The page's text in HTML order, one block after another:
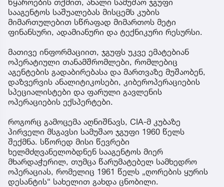
სააგენტოს საშუალებას მისცემს კუბის
მიმართულებით სწრაფად მიმართოს მეტი
ფინანსური, ადამიანური და ტექნიკური რესურსი.
მათივე ინფორმაციით, ჯგუფს უკვე ემატებიან
ოპერატიული თანამშრომლები, რომლებიც
აგენტების გადაბირებასა და მართვაზე მუშაობენ,
დაზვერვის ანალიტიკოსები, კიბეროპერაციების
სპეციალისტები და ფარული გავლენის
ოპერაციების ექსპერტები.
როგორც გამოცემა აღნიშნავს, CIA-მ კუბაზე
პირველი მსგავსი სამუშაო ჯგუფი 1960 წელს
შექმნა. სწორედ მისი წევრები
ხელმძღვანელობდნენ სააგენტოს მიერ
მხარდაჭერილ, თუმცა წარუმატებელ სამხედრო
ოპერაციას, რომელიც 1961 წელს „ღორების ყურის
დესანტის“ სახელით გახდა ცნობილი.